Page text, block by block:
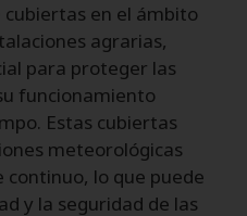
en el ámbito
agrarias,
para proteger las
funcionamiento
Estas cubiertas
meteorológicas
lo que puede
y la seguridad de las